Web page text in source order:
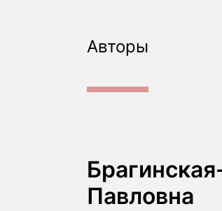
Авторы
Павловна